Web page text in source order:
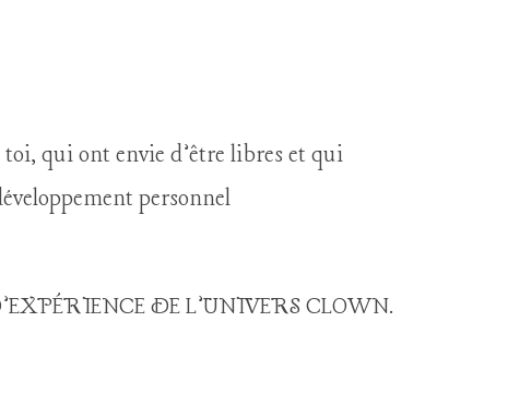
toi, qui ont envie d’être libres et qui
personnel
DE L’UNIVERS CLOWN.